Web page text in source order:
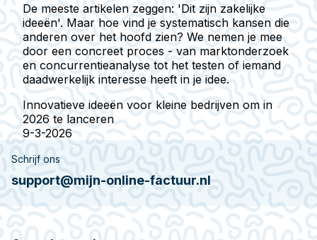
De meeste artikelen zeggen: 'Dit zijn zakelijke
ideeën'. Maar hoe vind je systematisch kansen die
anderen over het hoofd zien? We nemen je mee
door een concreet proces - van marktonderzoek
en concurrentieanalyse tot het testen of iemand
daadwerkelijk interesse heeft in je idee.
Innovatieve ideeën voor kleine bedrijven om in
2026 te lanceren
9-3-2026
Schrijf ons
support@mijn-online-factuur.nl